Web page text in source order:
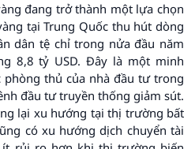
đang trở thành một lựa chọn
tại Trung Quốc thu hút dòng
dân tệ chỉ trong nửa đầu năm
8,8 tỷ USD. Đây là một minh
thủ của nhà đầu tư trong
đầu tư truyền thống giảm sút.
lại xu hướng tại thị trường bất
có xu hướng dịch chuyển tài